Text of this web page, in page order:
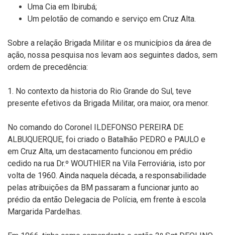
Uma Cia em Ibirubá;
Um pelotão de comando e serviço em Cruz Alta.
Sobre a relação Brigada Militar e os municípios da área de
ação, nossa pesquisa nos levam aos seguintes dados, sem
ordem de precedência:
1. No contexto da historia do Rio Grande do Sul, teve
presente efetivos da Brigada Militar, ora maior, ora menor.
No comando do Coronel ILDEFONSO PEREIRA DE
ALBUQUERQUE, foi criado o Batalhão PEDRO e PAULO e
em Cruz Alta, um destacamento funcionou em prédio
cedido na rua Dr.º WOUTHIER na Vila Ferroviária, isto por
volta de 1960. Ainda naquela década, a responsabilidade
pelas atribuições da BM passaram a funcionar junto ao
prédio da então Delegacia de Polícia, em frente à escola
Margarida Pardelhas.